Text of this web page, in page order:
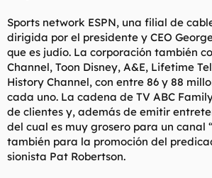
Sports network ESPN, una filial de
dirigida por el presidente y CEO
que es judío. La corporación también
Channel, Toon Disney, A&E, Lifetime
History Channel, con entre 86 y 88
cada uno. La cadena de TV ABC
de clientes y, además de emitir
del cual es muy grosero para un canal
también para la promoción del
sionista Pat Robertson.